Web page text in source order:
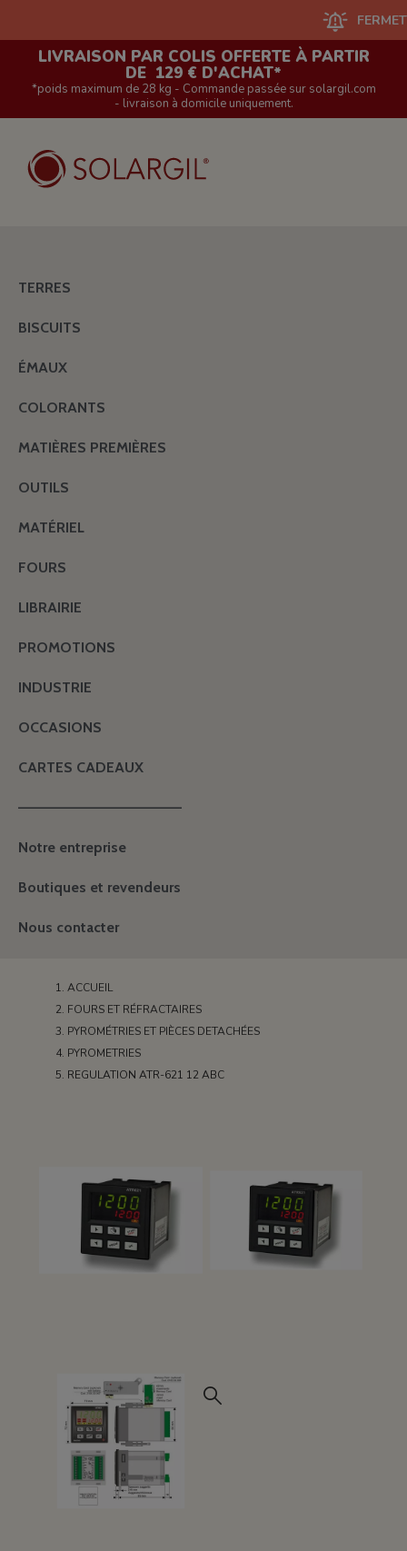
FERMETURE
LIVRAISON PAR COLIS OFFERTE À PARTIR
DE 129 € D'ACHAT*
*poids maximum de 28 kg - Commande passée sur solargil.com
- livraison à domicile uniquement.
TERRES
BISCUITS
ÉMAUX
COLORANTS
MATIÈRES PREMIÈRES
OUTILS
MATÉRIEL
FOURS
LIBRAIRIE
PROMOTIONS
INDUSTRIE
OCCASIONS
CARTES CADEAUX
———————————————
Notre entreprise
Boutiques et revendeurs
Nous contacter
ACCUEIL
FOURS ET RÉFRACTAIRES
PYROMÉTRIES ET PIÈCES DETACHÉES
PYROMETRIES
REGULATION ATR-621 12 ABC